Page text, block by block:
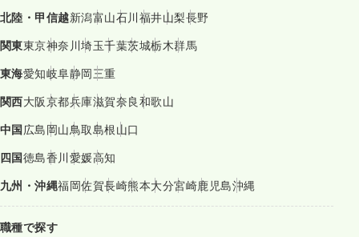
北陸・甲信越新潟富山石川福井山梨長野
関東東京神奈川埼玉千葉茨城栃木群馬
東海愛知岐阜静岡三重
関西大阪京都兵庫滋賀奈良和歌山
中国広島岡山鳥取島根山口
四国徳島香川愛媛高知
九州・沖縄福岡佐賀長崎熊本大分宮崎鹿児島沖縄
職種で探す